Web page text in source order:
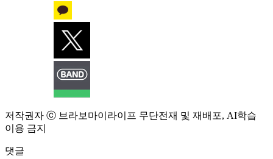
저작권자 ⓒ 브라보마이라이프 무단전재 및 재배포, AI학습
이용 금지
댓글